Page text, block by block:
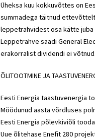
Üheksa kuu kokkuvõttes on
summadega täitnud ettevõttelt
leppetrahvidest osa kätte juba
Leppetrahve saadi General
erakorralist dividendi ei
ÕLITOOTMINE JA
Eesti Energia taastuvenergia
Möödunud aasta võrdluses
Eesti Energia põlevkiviõli
Uue õlitehase Enefit 280